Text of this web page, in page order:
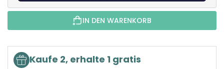
IN DEN WARENKORB
Kaufe 2, erhalte 1 gratis